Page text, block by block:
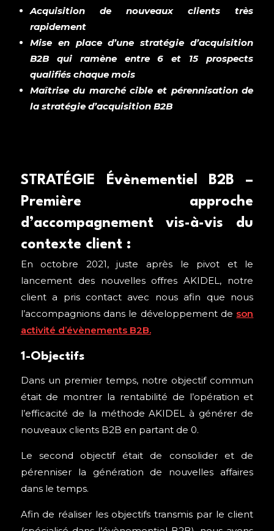
Acquisition de nouveaux clients très
rapidement
Mise en place d’une stratégie d’acquisition
B2B qui ramène entre 6 et 15 prospects
qualifiés chaque mois
Maîtrise du marché cible et pérennisation de
la stratégie d’acquisition B2B
STRATÉGIE Évènementiel B2B –
Première approche
d’accompagnement vis-à-vis du
contexte client :
En octobre 2021, juste après le pivot et le
lancement des nouvelles offres AKIDEL, notre
client a pris contact avec nous afin que nous
l’accompagnions dans le développement de son
activité d’évènements B2B.
1-Objectifs
Dans un premier temps, notre objectif commun
était de montrer la rentabilité de l’opération et
l’efficacité de la méthode AKIDEL à générer de
nouveaux clients B2B en partant de 0.
Le second objectif était de consolider et de
pérenniser la génération de nouvelles affaires
dans le temps.
Afin de réaliser les objectifs transmis par le client